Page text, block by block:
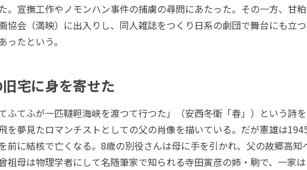
。宣撫工作やノモンハン事件の捕虜の尋問にあたった。その一方、甘
協会（満映）に出入りし、同人雑誌をつくり日系の劇団で舞台にも立
ったという。
宅に身を寄せた
ふてふが一匹韃靼海峡を渡つて行つた」（安西冬衛「春」）という詩
を夢見たロマンチストとしての父の肖像を描いている。だが憲雄は
前に結核で亡くなる。8歳の別役さんは母に手を引かれ、父の故郷高知
祖母は物理学者にして名随筆家で知られる寺田寅彦の姉・駒で、一家